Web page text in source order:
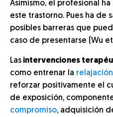
Asimismo, el profesional
este trastorno. Pues ha de
posibles barreras que
caso de presentarse (Wu
Las intervenciones
como entrenar la relajación
reforzar positivamente el
de exposición,
compromiso, adquisición